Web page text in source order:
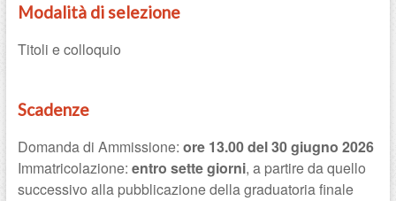
Modalità di selezione
Titoli e colloquio
Scadenze
Domanda di Ammissione: ore 13.00 del 30 giugno 2026
Immatricolazione: entro sette giorni, a partire da quello
successivo alla pubblicazione della graduatoria finale